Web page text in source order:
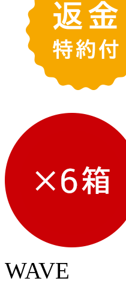
WAVE